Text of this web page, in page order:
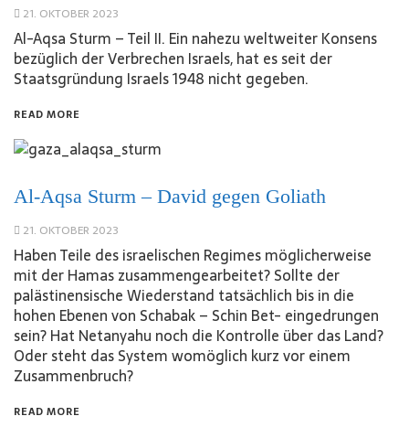
21. OKTOBER 2023
Al-Aqsa Sturm – Teil II. Ein nahezu weltweiter Konsens
bezüglich der Verbrechen Israels, hat es seit der
Staatsgründung Israels 1948 nicht gegeben.
READ MORE
Al-Aqsa Sturm – David gegen Goliath
21. OKTOBER 2023
Haben Teile des israelischen Regimes möglicherweise
mit der Hamas zusammengearbeitet? Sollte der
palästinensische Wiederstand tatsächlich bis in die
hohen Ebenen von Schabak – Schin Bet- eingedrungen
sein? Hat Netanyahu noch die Kontrolle über das Land?
Oder steht das System womöglich kurz vor einem
Zusammenbruch?
READ MORE